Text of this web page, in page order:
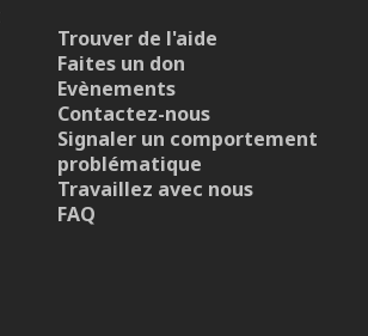
Trouver de l'aide
Faites un don
Evènements
Contactez-nous
Signaler un comportement
problématique
Travaillez avec nous
FAQ